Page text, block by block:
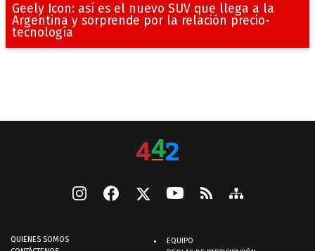
Geely Icon: así es el nuevo SUV que llega a la
Argentina y sorprende por la relación precio-
tecnología
QUIENES SOMOS
EQUIPO